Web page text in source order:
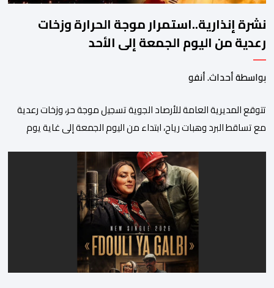
نشرة إنذارية..استمرار موجة الحرارة وزخات
رعدية من اليوم الجمعة إلى الأحد
بواسطة أحداث. أنفو
تتوقع المديرية العامة للأرصاد الجوية تسجيل موجة حر، وزخات رعدية
مع تساقط البرد وهبات رياح، ابتداء من اليوم الجمعة إلى غاية يوم
محينة من مستوى يقظة “برتقالي”، أنه من المرتقب تسجيل موجة حر،
من اليوم الجمعة إلى غاية يوم الأحد، مع درجات حرارة تتراوح ما […]